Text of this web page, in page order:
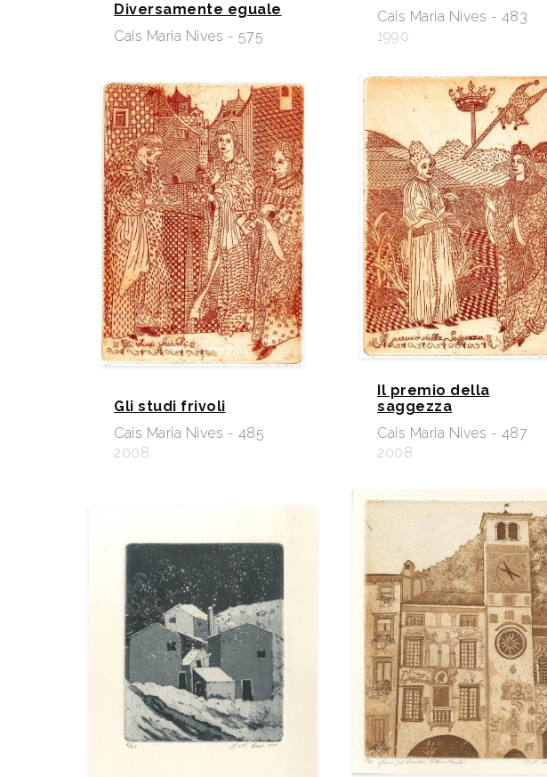
Diversamente eguale
Cais Maria Nives - 575
Cais Maria Nives - 483
1990
Gli studi frivoli
Cais Maria Nives - 485
2008
Il premio della
saggezza
Cais Maria Nives - 487
2008